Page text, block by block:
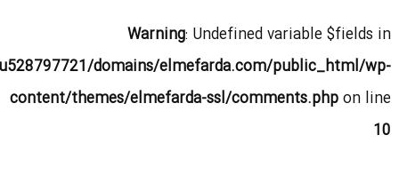
Warning: Undefined variable $fields in
domains/elmefarda.com/public_html/wp-
content/themes/elmefarda-ssl/comments.phpon line
10